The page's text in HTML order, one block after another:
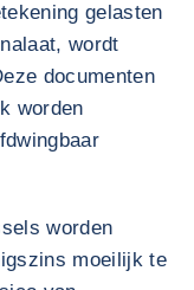
gelasten
wordt
documenten
worden
worden
moeilijk te